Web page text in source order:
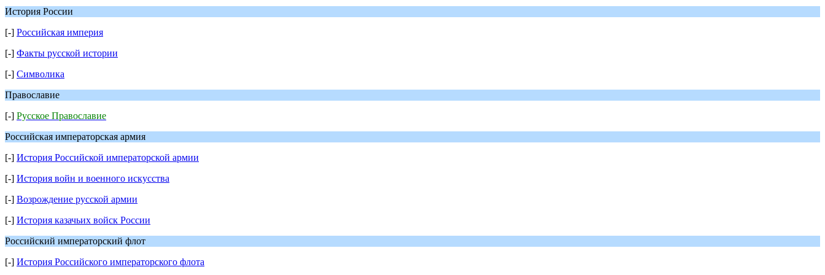
История России
[-] Российская империя
[-] Факты русской истории
[-] Символика
Православие
[-] Русское Православие
Российская императорская армия
[-] История Российской императорской армии
[-] История войн и военного искусства
[-] Возрождение русской армии
[-] История казачьих войск России
Российский императорский флот
[-] История Российского императорского флота